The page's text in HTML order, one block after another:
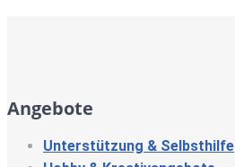
Angebote
Unterstützung & Selbsthilfe